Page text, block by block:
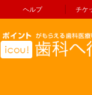
ヘルプ チケ